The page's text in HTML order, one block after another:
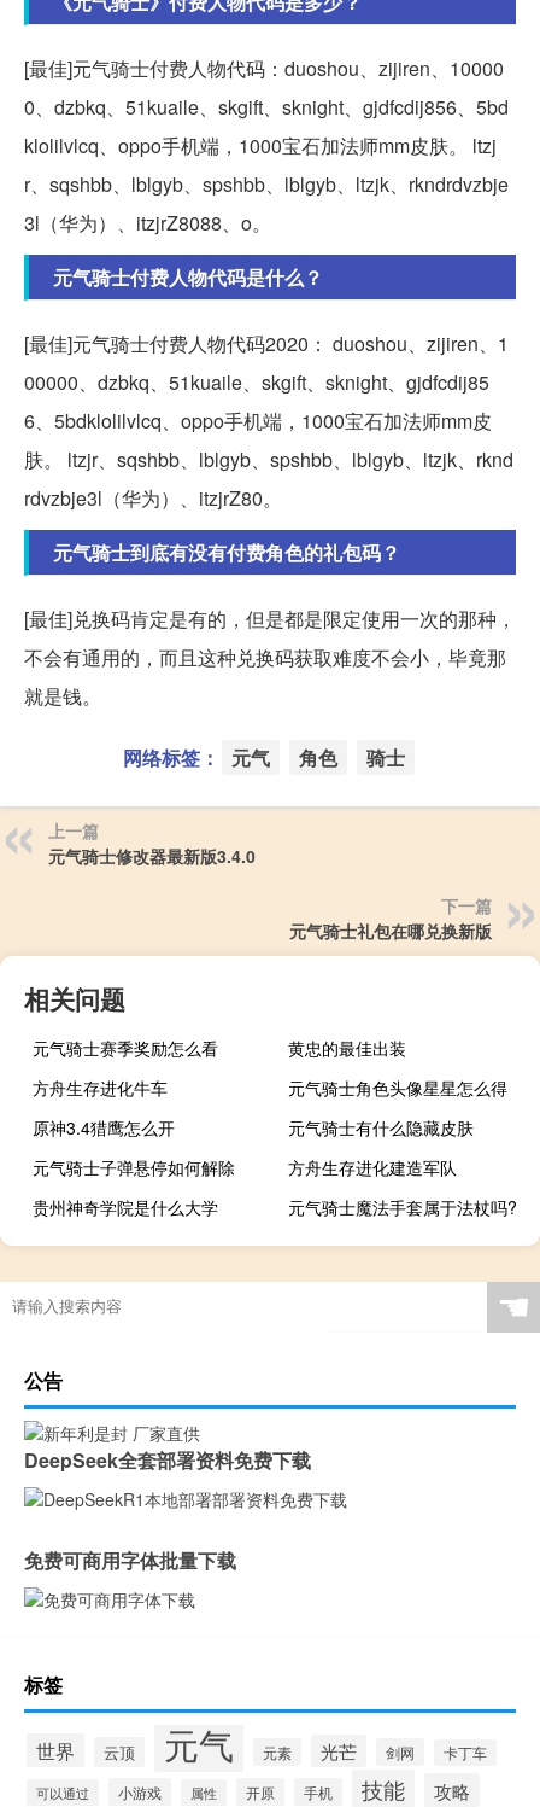
[最佳]元气骑士付费人物代码：duoshou、zijiren、10000
0、dzbkq、51kuaile、skgift、sknight、gjdfcdij856、5bd
klolilvlcq、oppo手机端，1000宝石加法师mm皮肤。 ltzj
r、sqshbb、lblgyb、spshbb、lblgyb、ltzjk、rkndrdvzbje
3l（华为）、itzjrZ8088、o。
元气骑士付费人物代码是什么？
[最佳]元气骑士付费人物代码2020： duoshou、zijiren、1
00000、dzbkq、51kuaile、skgift、sknight、gjdfcdij85
6、5bdklolilvlcq、oppo手机端，1000宝石加法师mm皮
肤。 ltzjr、sqshbb、lblgyb、spshbb、lblgyb、ltzjk、rknd
rdvzbje3l（华为）、itzjrZ80。
元气骑士到底有没有付费角色的礼包码？
[最佳]兑换码肯定是有的，但是都是限定使用一次的那种，
不会有通用的，而且这种兑换码获取难度不会小，毕竟那
就是钱。
网络标签： 元气 角色 骑士
上一篇
元气骑士修改器最新版3.4.0
下一篇
元气骑士礼包在哪兑换新版
相关问题
元气骑士赛季奖励怎么看
黄忠的最佳出装
方舟生存进化牛车
元气骑士角色头像星星怎么得
原神3.4猎鹰怎么开
元气骑士有什么隐藏皮肤
元气骑士子弹悬停如何解除
方舟生存进化建造军队
贵州神奇学院是什么大学
元气骑士魔法手套属于法杖吗?
☚
公告
DeepSeek全套部署资料免费下载
免费可商用字体批量下载
标签
世界 云顶 元气 元素 光芒 剑网 卡丁车
可以通过 小游戏 属性 开原 手机 技能 攻略